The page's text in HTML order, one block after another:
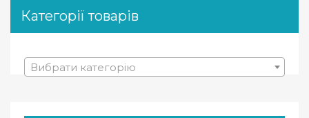
Категорії товарів
Вибрати категорію